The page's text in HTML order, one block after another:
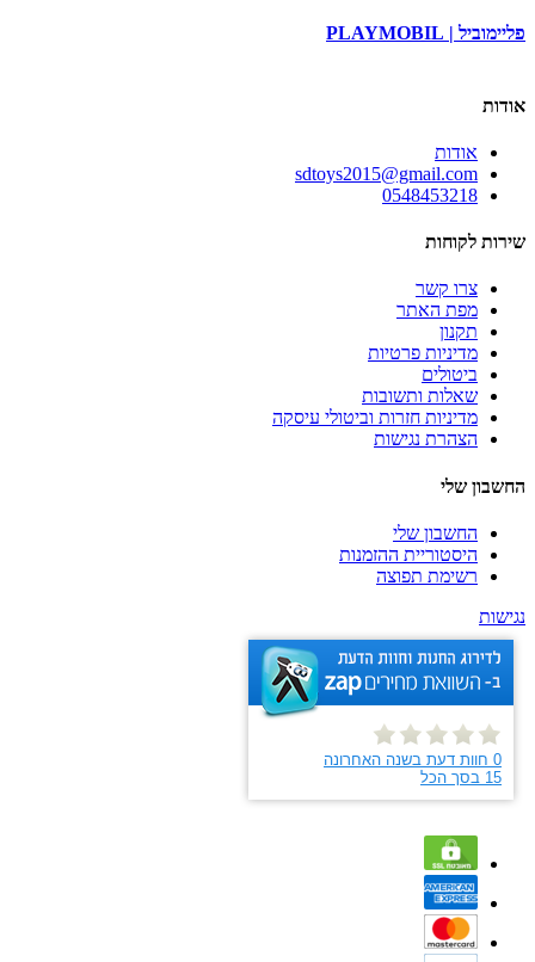
פליימוביל | PLAYMOBIL
אודות
אודות
sdtoys2015@gmail.com
0548453218
שירות לקוחות
צרו קשר
מפת האתר
תקנון
מדיניות פרטיות
ביטולים
שאלות ותשובות
מדיניות חזרות וביטולי עיסקה
הצהרת נגישות
החשבון שלי
החשבון שלי
היסטוריית ההזמנות
רשימת תפוצה
נגישות